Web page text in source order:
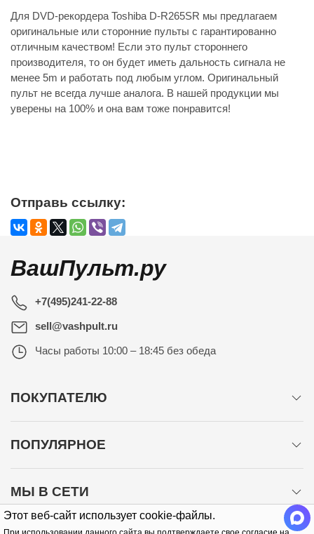
Этот веб-сайт использует cookie-файлы.
Для DVD-рекордера Toshiba D-R265SR мы предлагаем
оригинальные или сторонние пульты с гарантированно
отличным качеством! Если это пульт стороннего
производителя, то он будет иметь дальность сигнала не
менее 5m и работать под любым углом. Оригинальный
пульт не всегда лучше аналога. В нашей продукции мы
уверены на 100% и она вам тоже понравится!
Отправь ссылку:
ВашПульт.ру
+7(495)241-22-88
sell@vashpult.ru
Часы работы 10:00 – 18:45 без обеда
ПОКУПАТЕЛЮ
ПОПУЛЯРНОЕ
МЫ В СЕТИ